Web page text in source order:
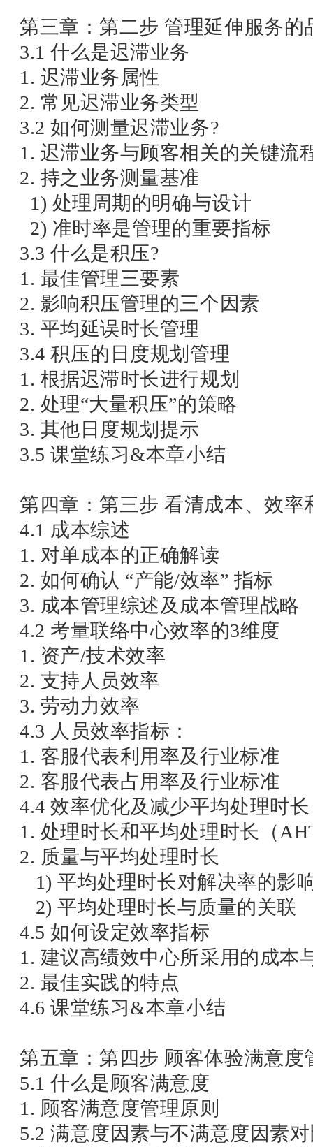
第三章：第二步 管理延伸服务的
3.1 什么是迟滞业务
1. 迟滞业务属性
2. 常见迟滞业务类型
3.2 如何测量迟滞业务?
1. 迟滞业务与顾客相关的关键流
2. 持之业务测量基准
1) 处理周期的明确与设计
2) 准时率是管理的重要指标
3.3 什么是积压?
1. 最佳管理三要素
2. 影响积压管理的三个因素
3. 平均延误时长管理
3.4 积压的日度规划管理
1. 根据迟滞时长进行规划
2. 处理“大量积压”的策略
3. 其他日度规划提示
3.5 课堂练习&本章小结
第四章：第三步 看清成本、效率
4.1 成本综述
1. 对单成本的正确解读
2. 如何确认 “产能/效率” 指标
3. 成本管理综述及成本管理战略
4.2 考量联络中心效率的3维度
1. 资产/技术效率
2. 支持人员效率
3. 劳动力效率
4.3 人员效率指标：
1. 客服代表利用率及行业标准
2. 客服代表占用率及行业标准
4.4 效率优化及减少平均处理时长
1. 处理时长和平均处理时长（
2. 质量与平均处理时长
1) 平均处理时长对解决率的影
2) 平均处理时长与质量的关联
4.5 如何设定效率指标
1. 建议高绩效中心所采用的成本
2. 最佳实践的特点
4.6 课堂练习&本章小结
第五章：第四步 顾客体验满意度
5.1 什么是顾客满意度
1. 顾客满意度管理原则
5.2 满意度因素与不满意度因素